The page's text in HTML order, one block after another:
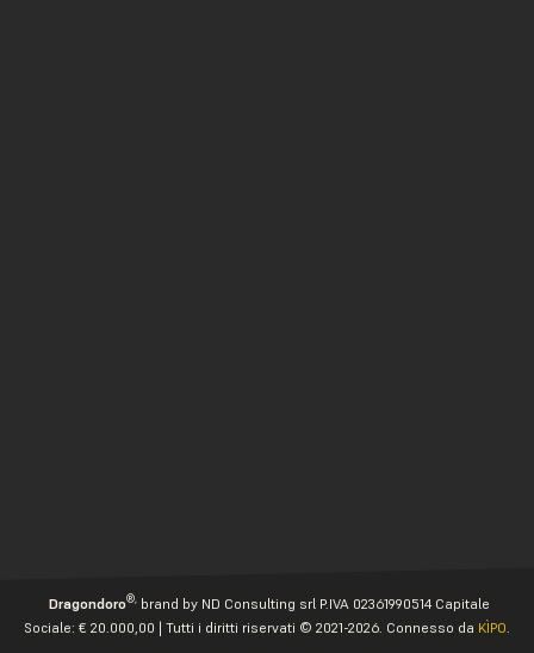
Dragondoro®,brand by ND Consulting srl P.IVA 02361990514 Capitale
Sociale: € 20.000,00 | Tutti i diritti riservati © 2021-2026. Connesso da KÌPO